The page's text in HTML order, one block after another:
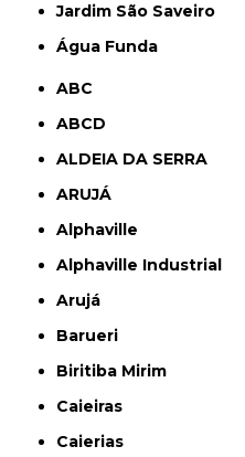
jardim São Saveiro
Água Funda
ABC
ABCD
ALDEIA DA SERRA
ARUJÁ
Alphaville
Alphaville Industrial
Arujá
Barueri
Biritiba Mirim
Caieiras
Caierias